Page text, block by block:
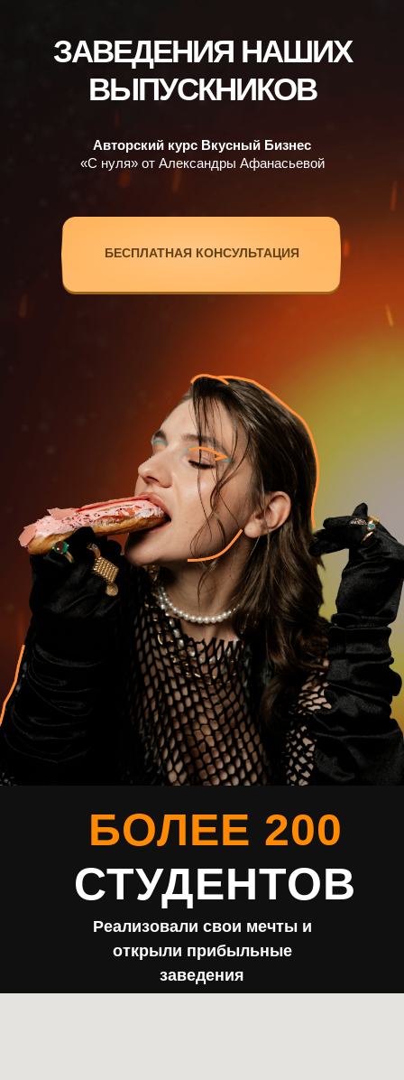
ЗАВЕДЕНИЯ НАШИХ
ВЫПУСКНИКОВ
Авторский курс Вкусный Бизнес
«С нуля» от Александры Афанасьевой
БЕСПЛАТНАЯ КОНСУЛЬТАЦИЯ
БОЛЕЕ 200
СТУДЕНТОВ
Реализовали свои мечты и
открыли прибыльные
заведения